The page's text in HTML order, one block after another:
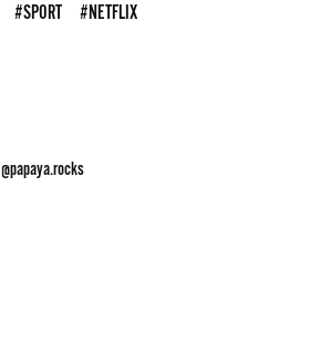
#SPORT #NETFLIX
@papaya.rocks